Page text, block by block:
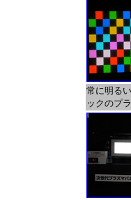
常に明る
ックのプ